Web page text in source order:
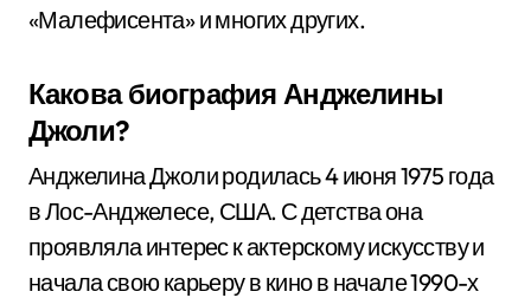
«Малефисента» и многих других.
Какова биография Анджелины
Джоли?
Анджелина Джоли родилась 4 июня 1975 года
в Лос-Анджелесе, США. С детства она
проявляла интерес к актерскому искусству и
начала свою карьеру в кино в начале 1990-х